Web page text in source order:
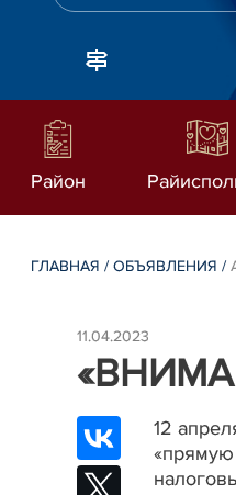
Район
ГЛАВНАЯ /ОБЪЯВЛЕНИЯ /
11.04.2023
12